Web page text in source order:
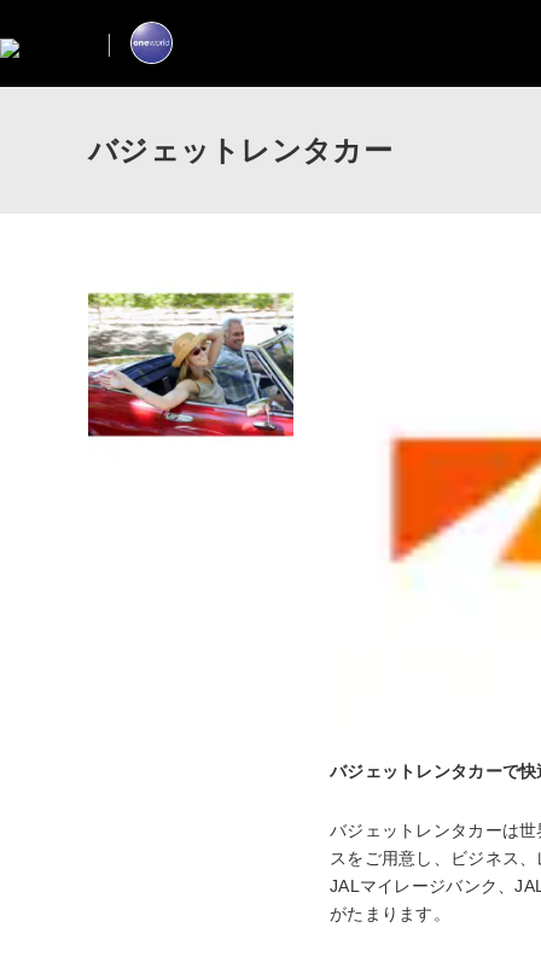
バジェットレンタカー
バジェットレンタカーで
バジェットレンタカーは
スをご用意し、ビジネス
JALマイレージバンク、
がたまります。